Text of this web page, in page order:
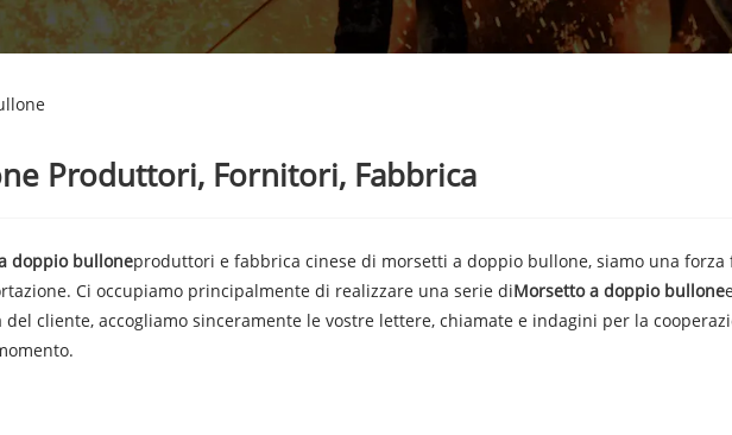
Produttori, Fornitori, Fabbrica
doppio bulloneproduttori e fabbrica cinese di morsetti a doppio bullone, siamo una forza
Ci occupiamo principalmente di realizzare una serie diMorsetto a doppio bullone
cliente, accogliamo sinceramente le vostre lettere, chiamate e indagini per la